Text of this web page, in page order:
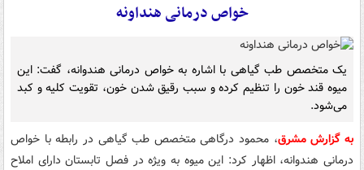
خواص درمانی هنداونه
یک متخصص طب گیاهی با اشاره به خواص درمانی هندوانه، گفت: این
میوه قند خون را تنظیم کرده و سبب رقیق شدن خون، تقویت کلیه و کبد
می‌شود.
به گزارش مشرق، محمود درگاهی متخصص طب گیاهی در رابطه با خواص
درمانی هندوانه، اظهار کرد: این میوه به ویژه در فصل تابستان دارای املاح